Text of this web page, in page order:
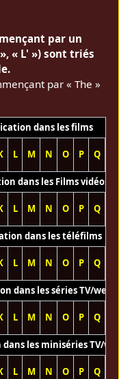
par un
« L' ») sont triés
par « The »
dans les films
L M N O P Q
dans les Films vidéos
L M N O P Q
dans les téléfilms
L M N O P Q
dans les séries TV/web
L M N O P Q
les miniséries TV/
L M N O P Q